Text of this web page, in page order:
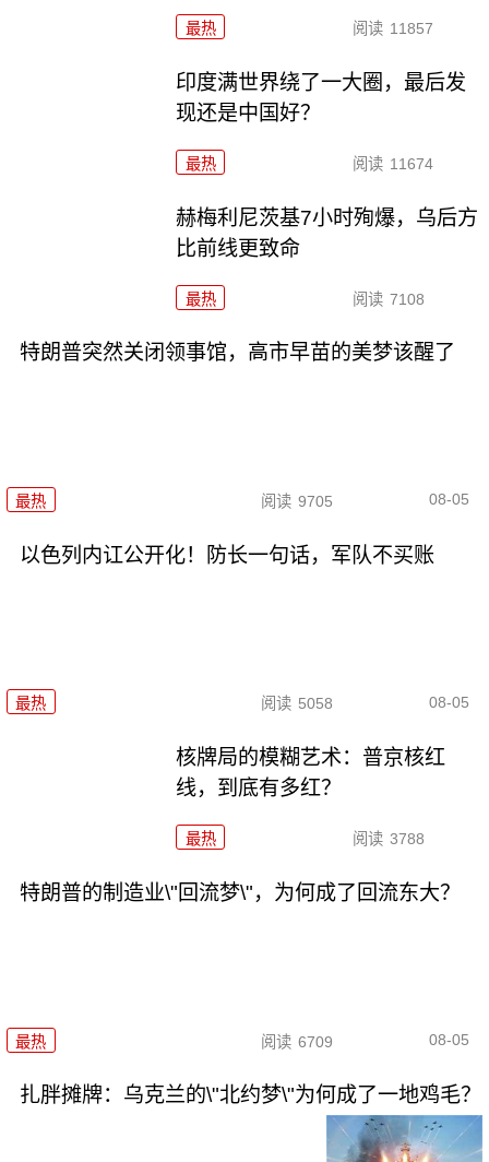
最热 阅读 11857
印度满世界绕了一大圈，最后发
现还是中国好？
最热 阅读 11674
赫梅利尼茨基7小时殉爆，乌后方
比前线更致命
最热 阅读 7108
特朗普突然关闭领事馆，高市早苗的美梦该醒了
最热 阅读 9705 08-05
以色列内讧公开化！防长一句话，军队不买账
最热 阅读 5058 08-05
核牌局的模糊艺术：普京核红
线，到底有多红？
最热 阅读 3788
特朗普的制造业\"回流梦\"，为何成了回流东大？
最热 阅读 6709 08-05
扎胖摊牌：乌克兰的\"北约梦\"为何成了一地鸡毛？